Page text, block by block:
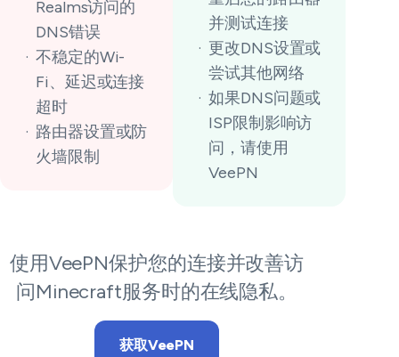
Realms访问的
DNS错误
不稳定的Wi-
Fi、延迟或连接
超时
路由器设置或防
火墙限制
并测试连接
更改DNS设置或
尝试其他网络
如果DNS问题或
ISP限制影响访
问，请使用
VeePN
使用VeePN保护您的连接并改善访
问Minecraft服务时的在线隐私。
获取VeePN